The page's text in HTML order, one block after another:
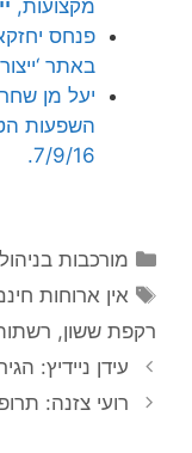
מקצועות,
באתר
השפעות
7/9/16.
קטגוריות
מורכבות בניהול
תגיות
אין ארוחות
רקפת ששון,
עידן ניידיץ:
רועי צזנה: